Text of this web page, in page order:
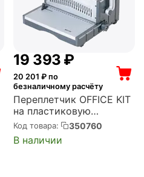
19 393 ₽
20 201 ₽ по
безналичному расчёту
Переплетчик OFFICE KIT
на пластиковую
пружину, механическая
перфорация, A4,
сшивание: 500 листов,
Код товара: 350760
В наличии